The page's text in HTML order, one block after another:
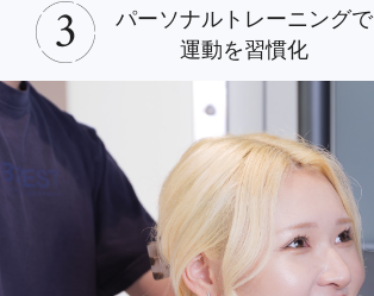
パーソナルトレーニングで
運動を習慣化